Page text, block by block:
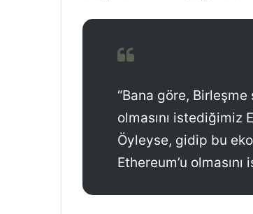
“Bana göre,
olmasını istediğimiz
Öyleyse, gidip bu
Ethereum’u